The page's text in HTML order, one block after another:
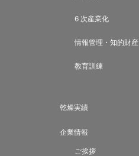
6 次産業化
情報管理・知的財産
教育訓練
乾燥実績
企業情報
ご挨拶